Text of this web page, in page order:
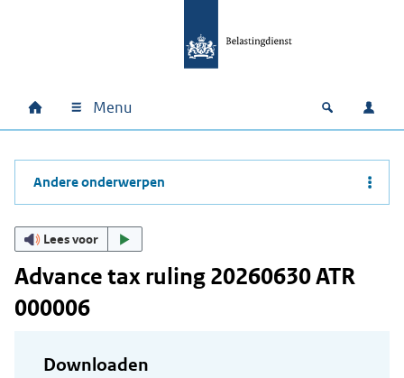
Hoofdnavigatie
Home Menu Open
Andere onderwerpen
Lees voor
Advance tax ruling 20260630 ATR
000006
Downloaden